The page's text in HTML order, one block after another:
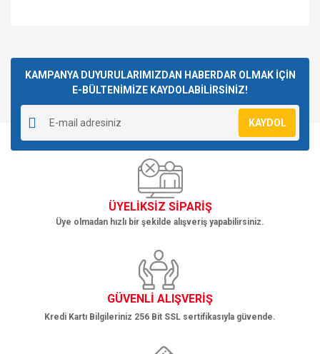
Yorum Yaz
kullanarak tarafımıza iletebilirsiniz.
Görüş ve önerileriniz için teşekkür ederiz.
Ürün resmi kalitesiz, bozuk veya görüntülenemiyor.
Ürün açıklamasında eksik bilgiler bulunuyor.
Ürün bilgilerinde hatalar bulunuyor.
Ürün fiyatı diğer sitelerden daha pahalı.
Bu ürüne benzer farklı alternatifler olmalı.
Gönder
KAMPANYA DUYURULARIMIZDAN HABERDAR OLMAK İÇİN
E-BÜLTENİMİZE KAYDOLABİLİRSİNİZ!
KAYDOL
ÜYELİKSİZ SİPARİŞ
Üye olmadan hızlı bir şekilde alışveriş yapabilirsiniz.
GÜVENLİ ALIŞVERİŞ
Kredi Kartı Bilgileriniz 256 Bit SSL sertifikasıyla güvende.